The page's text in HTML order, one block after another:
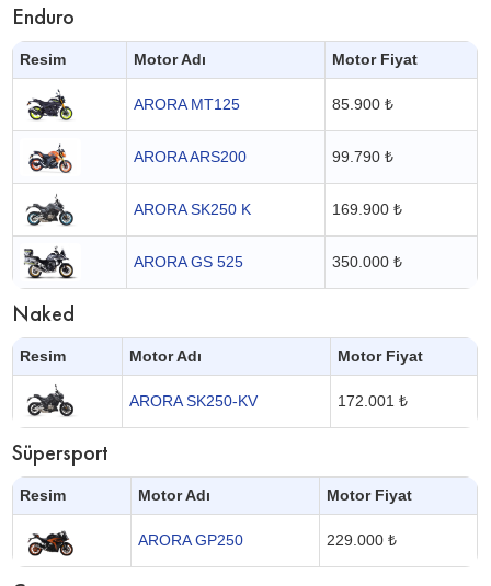
Enduro
Resim Motor Adı Motor Fiyat
ARORA MT125 85.900 ₺
ARORA ARS200 99.790 ₺
ARORA SK250 K 169.900 ₺
ARORA GS 525 350.000 ₺
Naked
Resim Motor Adı Motor Fiyat
ARORA SK250-KV 172.001 ₺
Süpersport
Resim Motor Adı Motor Fiyat
ARORA GP250 229.000 ₺